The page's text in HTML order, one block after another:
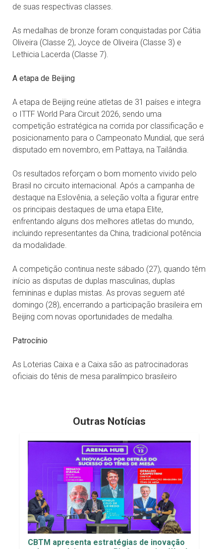
de suas respectivas classes.
As medalhas de bronze foram conquistadas por Cátia
Oliveira (Classe 2), Joyce de Oliveira (Classe 3) e
Lethicia Lacerda (Classe 7).
A etapa de Beijing
A etapa de Beijing reúne atletas de 31 países e integra
o ITTF World Para Circuit 2026, sendo uma
competição estratégica na corrida por classificação e
posicionamento para o Campeonato Mundial, que será
disputado em novembro, em Pattaya, na Tailândia.
Os resultados reforçam o bom momento vivido pelo
Brasil no circuito internacional. Após a campanha de
destaque na Eslovênia, a seleção volta a figurar entre
os principais destaques de uma etapa Elite,
enfrentando alguns dos melhores atletas do mundo,
incluindo representantes da China, tradicional potência
da modalidade.
A competição continua neste sábado (27), quando têm
início as disputas de duplas masculinas, duplas
femininas e duplas mistas. As provas seguem até
domingo (28), encerrando a participação brasileira em
Beijing com novas oportunidades de medalha.
Patrocínio
As Loterias Caixa e a Caixa são as patrocinadoras
oficiais do tênis de mesa paralímpico brasileiro
Outras Notícias
CBTM apresenta estratégias de inovação